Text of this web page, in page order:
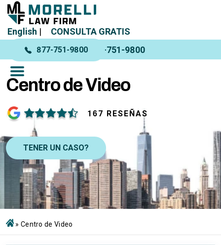
English | CONSULTA GRATIS
877-751-9800 877-751-9800
Centro de Video
167 RESEÑAS
TENER UN CASO?
» Centro de Video